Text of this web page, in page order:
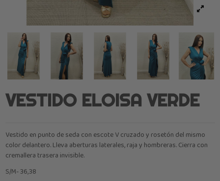
VESTIDO ELOISA VERDE
Vestido en punto de seda con escote V cruzado y rosetón del mismo
color delantero. Lleva aberturas laterales, raja y hombreras. Cierra con
cremallera trasera invisible.
S/M- 36,38